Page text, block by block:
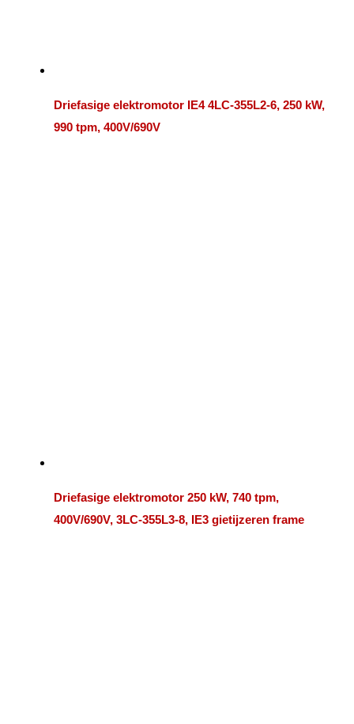
Driefasige elektromotor IE4 4LC-355L2-6, 250 kW,
990 tpm, 400V/690V
Driefasige elektromotor 250 kW, 740 tpm,
400V/690V, 3LC-355L3-8, IE3 gietijzeren frame